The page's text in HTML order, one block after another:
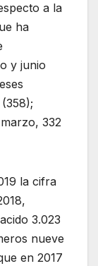
a la
ha
y junio
332
la cifra
3.023
nueve
en 2017